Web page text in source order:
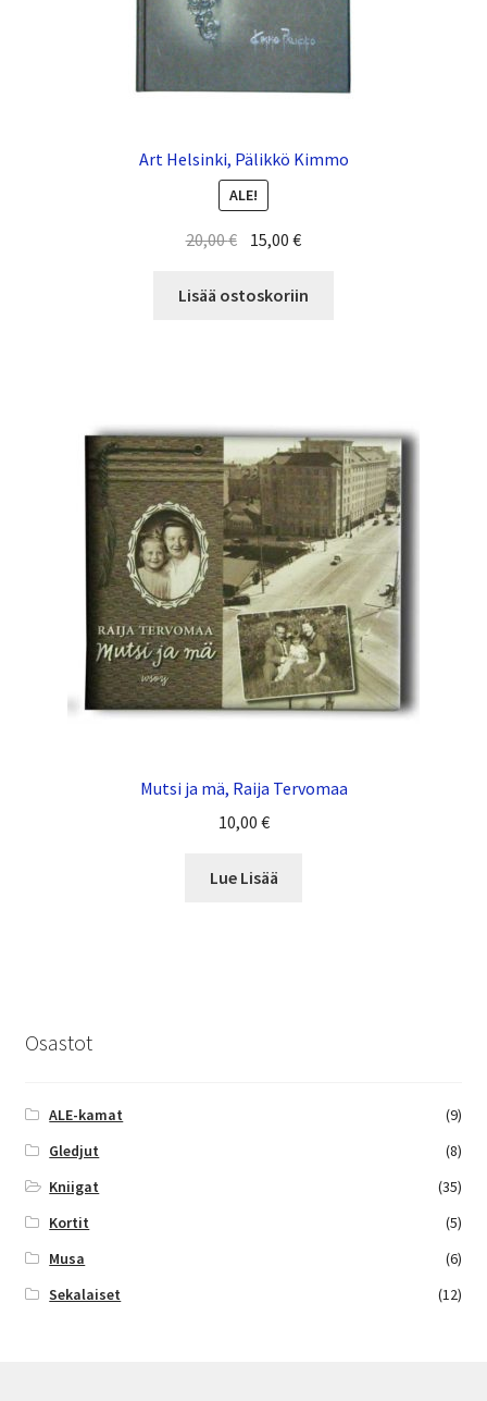
Art Helsinki, Pälikkö Kimmo
ALE!
20,00€ 15,00€
Lisää ostoskoriin
Mutsi ja mä, Raija Tervomaa
10,00 €
Lue Lisää
Osastot
ALE-kamat
(9)
Gledjut
(8)
Kniigat
(35)
Kortit
(5)
Musa
(6)
Sekalaiset
(12)